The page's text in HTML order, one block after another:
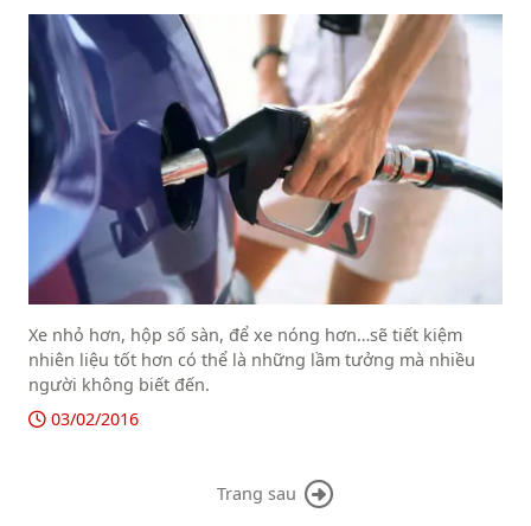
Xe nhỏ hơn, hộp số sàn, để xe nóng hơn…sẽ tiết kiệm
nhiên liệu tốt hơn có thể là những lầm tưởng mà nhiều
người không biết đến.
03/02/2016
Trang sau